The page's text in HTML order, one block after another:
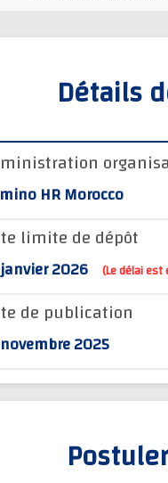
Administration
Domino HR Morocco
Date limite de dépôt
27 janvier 2026(Le
Date de publication
27 novembre 2025